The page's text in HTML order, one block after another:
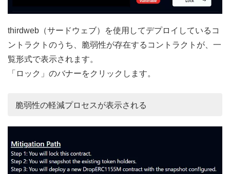
thirdweb（サードウェブ）を使用してデプロイしているコ
ントラクトのうち、脆弱性が存在するコントラクトが、一
覧形式で表示されます。
「ロック」のバナーをクリックします。
脆弱性の軽減プロセスが表示される